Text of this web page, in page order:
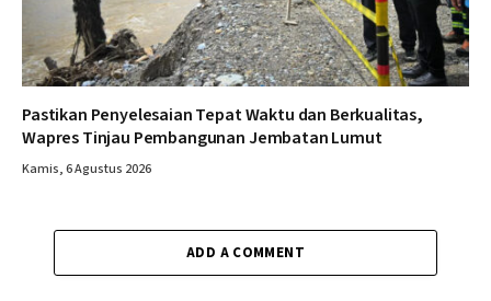
Pastikan Penyelesaian Tepat Waktu dan Berkualitas,
Wapres Tinjau Pembangunan Jembatan Lumut
Kamis, 6 Agustus 2026
ADD A COMMENT